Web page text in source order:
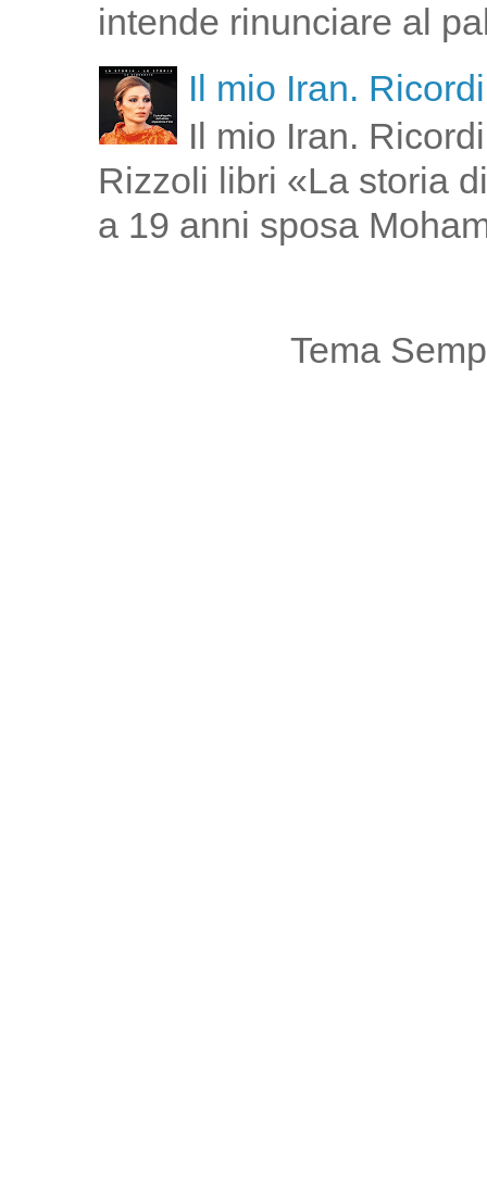
intende rinunciare al
Il mio Iran.
Il mio Iran.
Rizzoli libri «La storia
a 19 anni sposa
Tema